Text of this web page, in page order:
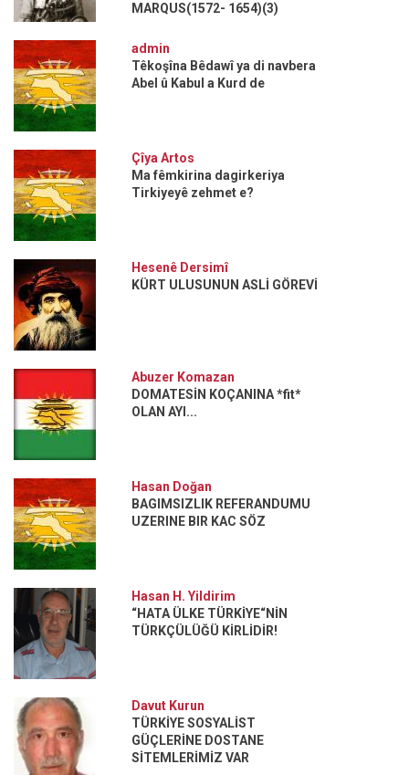
MARQUS(1572- 1654)(3)
admin
Têkoşîna Bêdawî ya di navbera
Abel û Kabul a Kurd de
Çîya Artos
Ma fêmkirina dagirkeriya
Tirkiyeyê zehmet e?
Hesenê Dersimî
KÜRT ULUSUNUN ASLİ GÖREVİ
Abuzer Komazan
DOMATESİN KOÇANINA *fit*
OLAN AYI...
Hasan Doğan
BAGIMSIZLIK REFERANDUMU
UZERINE BIR KAC SÖZ
Hasan H. Yildirim
“HATA ÜLKE TÜRKİYE“NİN
TÜRKÇÜLÜĞÜ KİRLİDİR!
Davut Kurun
TÜRKİYE SOSYALİST
GÜÇLERİNE DOSTANE
SİTEMLERİMİZ VAR